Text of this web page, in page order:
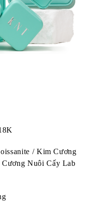
/ Kim Cương
Nuôi Cấy Lab